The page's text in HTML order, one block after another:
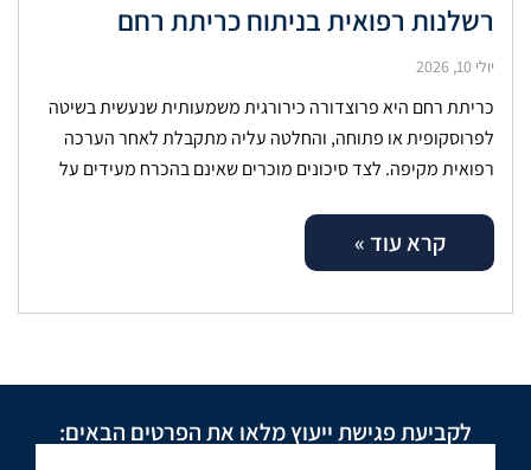
רשלנות רפואית בניתוח כריתת רחם
יולי 10, 2026
כריתת רחם היא פרוצדורה כירורגית משמעותית שנעשית בשיטה
לפרוסקופית או פתוחה, והחלטה עליה מתקבלת לאחר הערכה
רפואית מקיפה. לצד סיכונים מוכרים שאינם בהכרח מעידים על
קרא עוד »
לקביעת פגישת ייעוץ מלאו את הפרטים הבאים: